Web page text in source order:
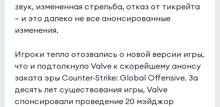
звук, измененная стрельба, отказ от тикрейта
— и это далеко не все анонсированные
изменения.
Игроки тепло отозвались о новой версии игры,
что и подтолкнуло Valve к скорейшему анонсу
заката эры Counter-Strike: Global Offensive. За
десять лет существования игры, Valve
спонсировали проведение 20 мэйджор